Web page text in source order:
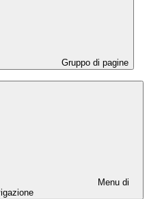
Gruppo di pagine
Menu di